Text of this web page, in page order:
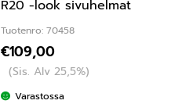
R20 -look sivuhelmat
Tuotenro: 70458
€109,00
(Sis. Alv 25,5%)
Varastossa